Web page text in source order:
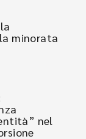
minorata
nel